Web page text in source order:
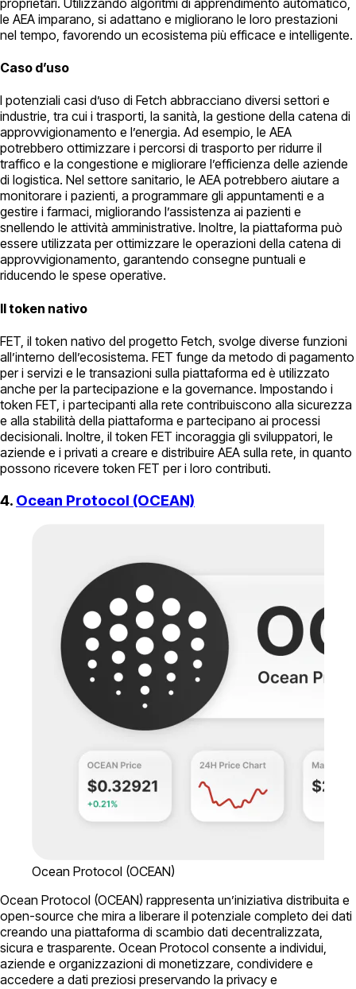
le AEA imparano, si adattano e migliorano le loro prestazioni
nel tempo, favorendo un ecosistema più efficace e intelligente.
Caso d’uso
I potenziali casi d’uso di Fetch abbracciano diversi settori e
industrie, tra cui i trasporti, la sanità, la gestione della catena di
approvvigionamento e l’energia. Ad esempio, le AEA
potrebbero ottimizzare i percorsi di trasporto per ridurre il
traffico e la congestione e migliorare l’efficienza delle aziende
di logistica. Nel settore sanitario, le AEA potrebbero aiutare a
monitorare i pazienti, a programmare gli appuntamenti e a
gestire i farmaci, migliorando l’assistenza ai pazienti e
snellendo le attività amministrative. Inoltre, la piattaforma può
essere utilizzata per ottimizzare le operazioni della catena di
approvvigionamento, garantendo consegne puntuali e
riducendo le spese operative.
Il token nativo
FET, il token nativo del progetto Fetch, svolge diverse funzioni
all’interno dell’ecosistema. FET funge da metodo di pagamento
per i servizi e le transazioni sulla piattaforma ed è utilizzato
anche per la partecipazione e la governance. Impostando i
token FET, i partecipanti alla rete contribuiscono alla sicurezza
e alla stabilità della piattaforma e partecipano ai processi
decisionali. Inoltre, il token FET incoraggia gli sviluppatori, le
aziende e i privati a creare e distribuire AEA sulla rete, in quanto
possono ricevere token FET per i loro contributi.
4. Ocean Protocol (OCEAN)
Ocean Protocol (OCEAN)
Ocean Protocol (OCEAN) rappresenta un’iniziativa distribuita e
open-source che mira a liberare il potenziale completo dei dati
creando una piattaforma di scambio dati decentralizzata,
sicura e trasparente. Ocean Protocol consente a individui,
aziende e organizzazioni di monetizzare, condividere e
accedere a dati preziosi preservando la privacy e